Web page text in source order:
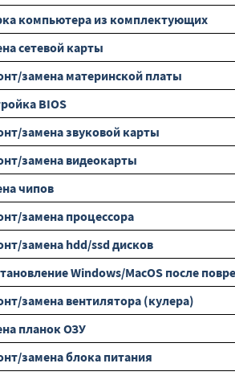
компьютера из комплектующих
сетевой карты
замена материнской платы
BIOS
замена звуковой карты
замена видеокарты
чипов
замена процессора
замена hdd/ssd дисков
Windows/MacOS после
замена вентилятора (кулера)
планок ОЗУ
замена блока питания